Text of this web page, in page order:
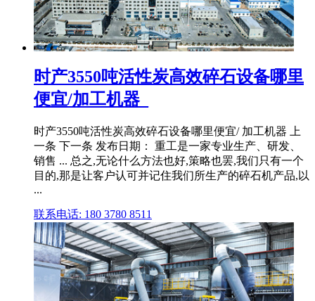
时产3550吨活性炭高效碎石设备哪里
便宜/加工机器_
时产3550吨活性炭高效碎石设备哪里便宜/ 加工机器 上
一条 下一条 发布日期： 重工是一家专业生产、研发、
销售 ... 总之,无论什么方法也好,策略也罢,我们只有一个
目的,那是让客户认可并记住我们所生产的碎石机产品,以
...
联系电话: 180 3780 8511